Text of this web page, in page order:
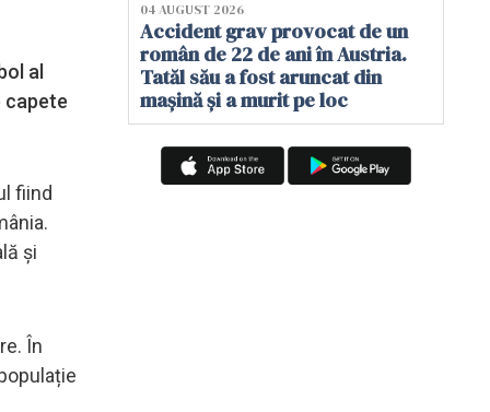
al
capete
fiind
și
În
04 AUGUST 2026
Accident grav provocat de un
român de 22 de ani în Austria.
Tatăl său a fost aruncat din
mașină și a murit pe loc